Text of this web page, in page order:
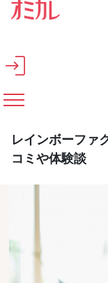
メインコンテンツへスキ
レインボーファ
コミや体験談